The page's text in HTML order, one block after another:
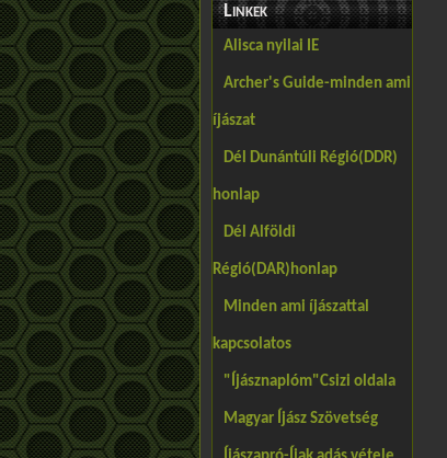
Linkek
Alisca nyilai IE
Archer's Guide-minden ami
íjászat
Dél Dunántúli Régió(DDR)
honlap
Dél Alföldi
Régió(DAR)honlap
Minden ami íjászattal
kapcsolatos
"Íjásznaplóm"Csizi oldala
Magyar Íjász Szövetség